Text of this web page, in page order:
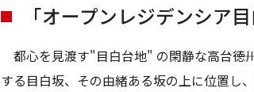
「オープンレジデンシア
都心を見渡す"目白台地" の閑静な高台――
する目白坂、その由緒ある坂の上に位置し